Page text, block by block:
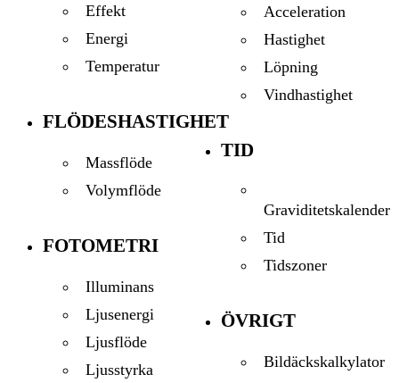
Effekt
Energi
Temperatur
FLÖDESHASTIGHET
Massflöde
Volymflöde
FOTOMETRI
Illuminans
Ljusenergi
Ljusflöde
Ljusstyrka
Acceleration
Hastighet
Löpning
Vindhastighet
TID
Graviditetskalender
Tid
Tidszoner
ÖVRIGT
Bildäckskalkylator